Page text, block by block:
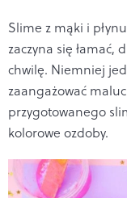
Slime z mąki i
zaczyna się łamać,
chwilę. Niemniej
zaangażować
przygotowanego
kolorowe ozdoby.